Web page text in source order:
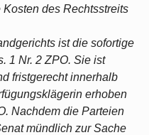
des Rechtsstreits
ist die sofortige
1 Nr. 2 ZPO. Sie ist
fristgerecht innerhalb
erhoben
Nachdem die Parteien
mündlich zur Sache